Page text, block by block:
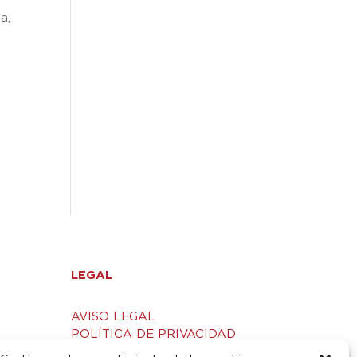
LEGAL
AVISO LEGAL
POLÍTICA DE PRIVACIDAD